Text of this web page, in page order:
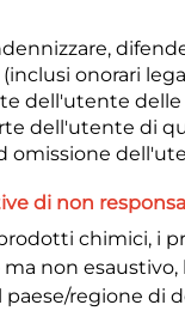
onorari
dell'utente
dell'utente di
omissione
di non
chimici, i
non
paese/regione di